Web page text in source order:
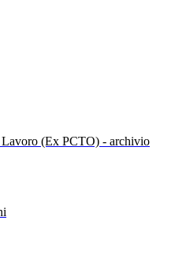
Lavoro (Ex PCTO) - archivio